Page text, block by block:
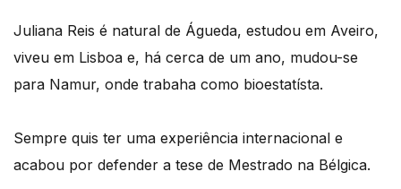
Juliana Reis é natural de Águeda, estudou em Aveiro,
viveu em Lisboa e, há cerca de um ano, mudou-se
para Namur, onde trabaha como bioestatísta.
Sempre quis ter uma experiência internacional e
acabou por defender a tese de Mestrado na Bélgica.